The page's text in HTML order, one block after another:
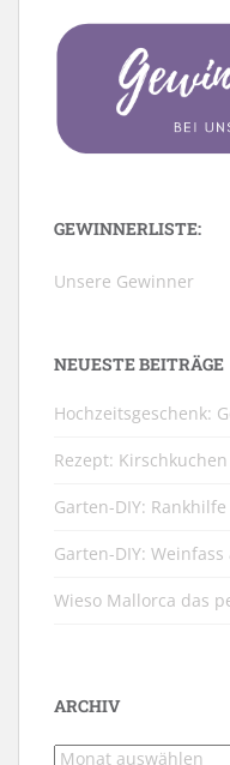
GEWINNERLISTE:
Unsere Gewinner
NEUESTE BEITRÄGE
Hochzeitsgeschenk:
Rezept:
Garten-DIY:
Garten-DIY:
Wieso Mallorca das
ARCHIV
Archiv